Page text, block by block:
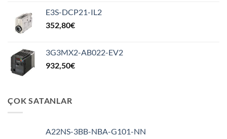
E3S-DCP21-IL2
352,80€
3G3MX2-AB022-EV2
932,50€
ÇOK SATANLAR
A22NS-3BB-NBA-G101-NN